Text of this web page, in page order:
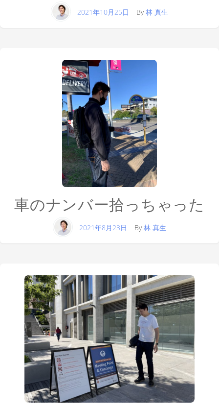
2021年10月25日 By林 真生
車のナンバー拾っちゃった
2021年8月23日 By林 真生